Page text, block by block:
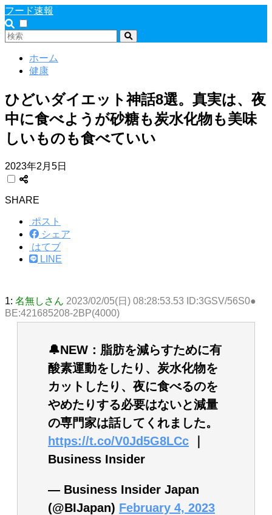
フード速報
ホーム
健康
ひどいダイエット神話8選。真実は、夜
中に食べようが砂糖も炭水化物も美味
しいものも食べていい
2023年2月5日
SHARE
ポスト
シェア
はてブ
LINE
1: 名無しさん 2023/02/05(日) 08:28:53.53 ID:3GSV/56S0●
BE:421685208-2BP(4000)
🔔NEW：脂肪を減らすために有
酸素運動をしたり、炭水化物を
カットしたり、夜に食べるのを
やめたりする必要はないと減量
の専門家は話してくれました。
https://t.co/V0Jd5G8LCc
Business Insider
— Business Insider Japan
(@BIJapan) February 4, 2023